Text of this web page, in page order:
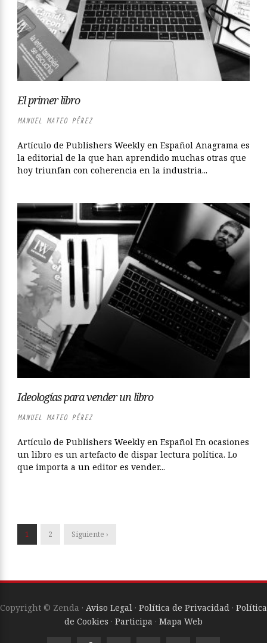
El primer libro
MANUEL MATEO PÉREZ
Artículo de Publishers Weekly en Español Anagrama es
la editorial de la que han aprendido muchas otras que
hoy triunfan con coherencia en la industria...
Ideologías para vender un libro
MANUEL MATEO PÉREZ
Artículo de Publishers Weekly en Español En ocasiones
un libro es un artefacto de dispar lectura política. Lo
que importa a un editor es vender...
1 2 Siguiente ›
Copyright © Zenda · Aviso Legal · Política de Privacidad · Política
de Cookies · Participa · Mapa Web